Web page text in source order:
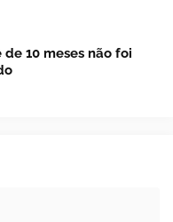
10 meses não foi